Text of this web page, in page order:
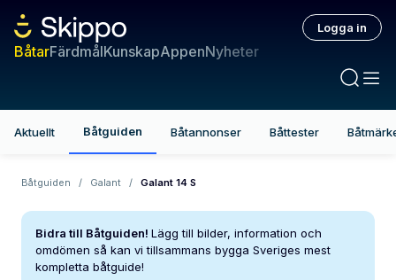
BåtarFärdmålKunskapAppenNyheter
Logga in
Aktuellt Båtguiden Båtannonser Båttester
Båtguiden / Galant / Galant 14 S
Bidra till Båtguiden! Lägg till bilder, information och
omdömen så kan vi tillsammans bygga Sveriges mest
kompletta båtguide!